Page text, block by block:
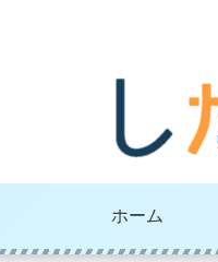
ホーム